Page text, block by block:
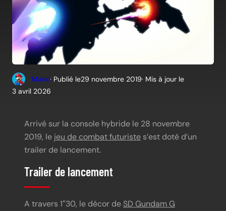
Mario· Publié le29 novembre 2019· Mis à jour le
3 avril 2026
Arrivé sur la console hybride le 28 novembre
2019, le jeu de combat futuriste s’est doté d’un
trailer de lancement.
Trailer de lancement
A travers 1″30, le décor de SD Gundam G